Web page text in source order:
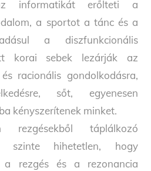
informatikát erőlteti a
a sportot a tánc és a
a diszfunkcionális
korai sebek lezárják az
racionális gondolkodásra,
sőt, egyenesen
kényszerítenek minket.
táplálkozó
szinte hihetetlen, hogy
a rezgés és a rezonancia